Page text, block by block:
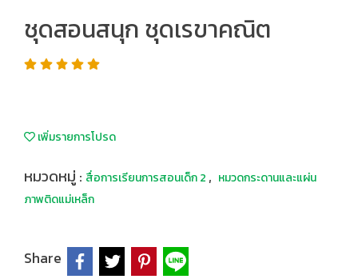
ชุดสอนสนุก ชุดเรขาคณิต
เพิ่มรายการโปรด
หมวดหมู่ : สื่อการเรียนการสอนเด็ก 2 , หมวดกระดานและแผ่น
ภาพติดแม่เหล็ก
Share